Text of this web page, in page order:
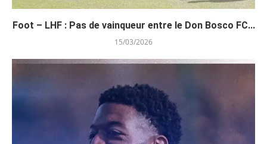
Foot – LHF : Pas de vainqueur entre le Don Bosco FC...
15/03/2026